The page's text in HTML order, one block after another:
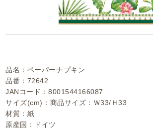
品名：ペーパーナプキン
品番：72642
JANコード：8001544166087
サイズ(cm)：商品サイズ：Ｗ33/Ｈ33
材質：紙
原産国：ドイツ